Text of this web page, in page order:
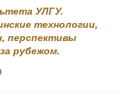
УЛГУ.
технологии,
перспективы
рубежом.